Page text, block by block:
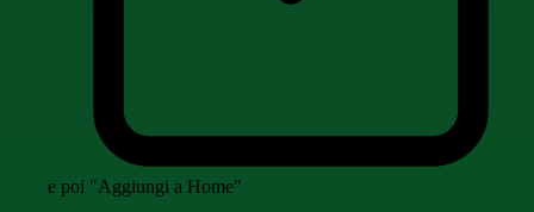
e poi "Aggiungi a Home"